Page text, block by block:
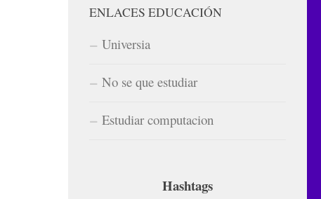
ENLACES EDUCACIÓN
Universia
No se que estudiar
Estudiar computacion
Hashtags